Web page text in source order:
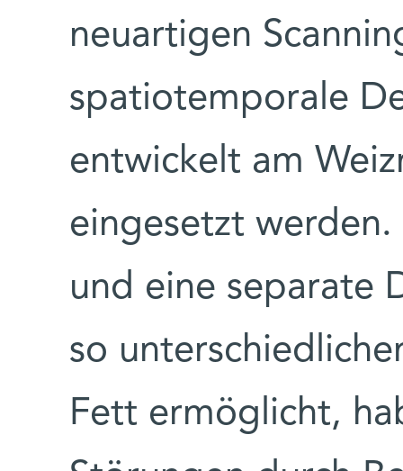
neuartigen
spatiotemporale
entwickelt am
eingesetzt werden.
und eine separate
so
Fett ermöglicht,